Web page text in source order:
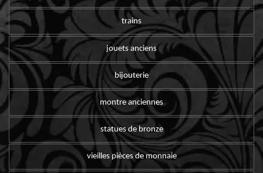
trains
jouets anciens
bijouterie
montre anciennes
statues de bronze
vieilles pièces de monnaie